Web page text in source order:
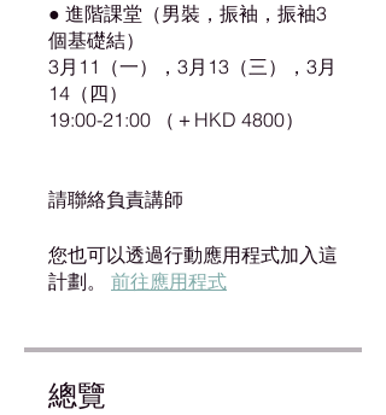
● 進階課堂（男裝，振袖，振袖3
個基礎結）
3月11（一），3月13（三），3月
14（四）
19:00-21:00 （＋HKD 4800）
請聯絡負責講師
您也可以透過行動應用程式加入這
計劃。
前往應用程式
總覽